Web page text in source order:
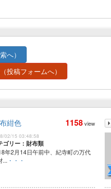
へ）
投稿フォームへ）
紺色 1158view
02/15 03:48:58
ゴリー：財布類
年2月14日午前中、紀寺町の万代
... ・・・